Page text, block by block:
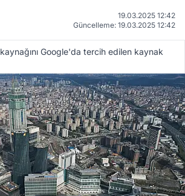
19.03.2025 12:42
Güncelleme: 19.03.2025 12:42
kaynağını Google'da tercih edilen kaynak